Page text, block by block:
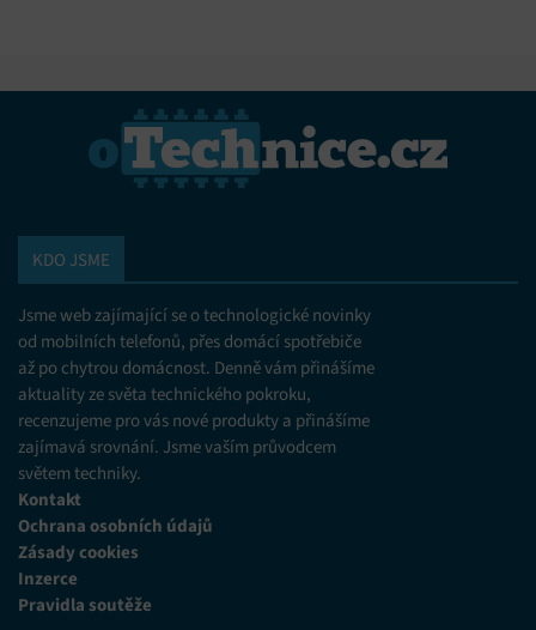
KDO JSME
Jsme web zajímající se o technologické novinky
od mobilních telefonů, přes domácí spotřebiče
až po chytrou domácnost. Denně vám přinášíme
aktuality ze světa technického pokroku,
recenzujeme pro vás nové produkty a přinášíme
zajímavá srovnání. Jsme vaším průvodcem
světem techniky.
Kontakt
Ochrana osobních údajů
Zásady cookies
Inzerce
Pravidla soutěže